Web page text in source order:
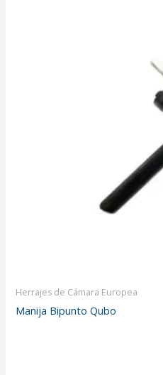
Herrajes de Cámara Europea
Manija Bipunto Qubo